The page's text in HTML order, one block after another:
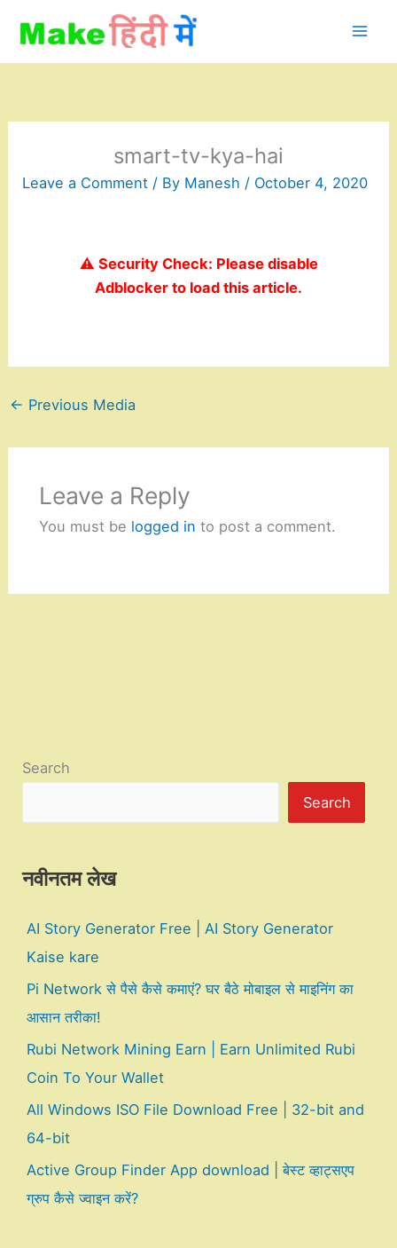
content
smart-tv-kya-hai
Leave a Comment / By Manesh / October 4, 2020
⚠️ Security Check: Please disable
Adblocker to load this article.
← Previous Media
Leave a Reply
You must be logged in to post a comment.
Search
Search
नवीनतम लेख
AI Story Generator Free | AI Story Generator
Kaise kare
Pi Network से पैसे कैसे कमाएं? घर बैठे मोबाइल से माइनिंग का
आसान तरीका!
Rubi Network Mining Earn | Earn Unlimited Rubi
Coin To Your Wallet
All Windows ISO File Download Free | 32-bit and
64-bit
Active Group Finder App download | बेस्ट व्हाट्सएप
ग्रुप कैसे ज्वाइन करें?